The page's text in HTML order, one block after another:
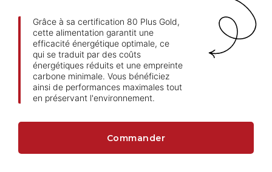
Grâce à sa certification 80 Plus Gold,
cette alimentation garantit une
efficacité énergétique optimale, ce
qui se traduit par des coûts
énergétiques réduits et une empreinte
carbone minimale. Vous bénéficiez
ainsi de performances maximales tout
en préservant l'environnement.
Commander